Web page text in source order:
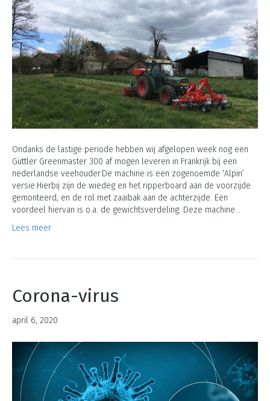
Ondanks de lastige periode hebben wij afgelopen week nog een
Güttler Greenmaster 300 af mogen leveren in Frankrijk bij een
nederlandse veehouder.De machine is een zogenoemde ‘Alpin’
versie.Hierbij zijn de wiedeg en het ripperboard aan de voorzijde
gemonteerd, en de rol met zaaibak aan de achterzijde. Een
voordeel hiervan is o.a. de gewichtsverdeling. Deze machine…
Lees meer
Corona-virus
april 6, 2020